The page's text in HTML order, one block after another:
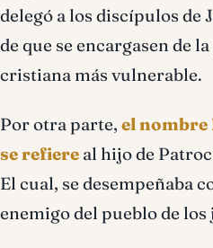
delegó a los discípulos de
de que se encargasen de
cristiana más vulnerable.
Por otra parte, el
se refiere al hijo de
El cual, se desempeñaba
enemigo del pueblo de los